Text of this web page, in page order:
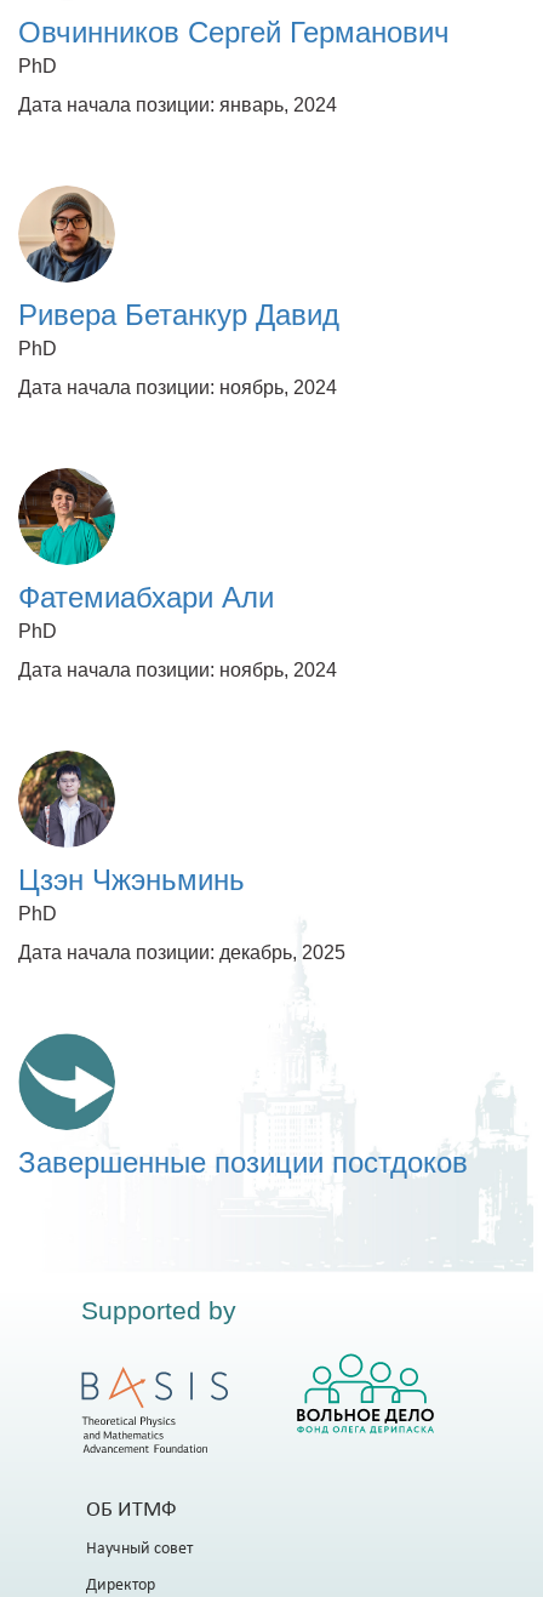
Овчинников Сергей Германович
PhD
Дата начала позиции: январь, 2024
Ривера Бетанкур Давид
PhD
Дата начала позиции: ноябрь, 2024
Фатемиабхари Али
PhD
Дата начала позиции: ноябрь, 2024
Цзэн Чжэньминь
PhD
Дата начала позиции: декабрь, 2025
Завершенные позиции постдоков
Supported by
ОБ ИТМФ
Научный совет
Директор